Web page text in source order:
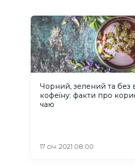
Чорний, зелений та без
кофеїну: факти про
чаю
17 січ. 2021 08:00